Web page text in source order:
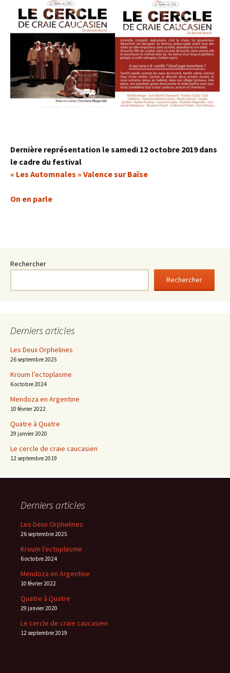
Dernière représentation le samedi 12 octobre 2019 dans
le cadre du festival
« Les Automnales » Valence sur Baïse
On en parle
Rechercher
Rechercher
Derniers articles
Les Deux Orphelines
26 septembre 2025
Kroum l’ectoplasme
6 octobre 2024
Mendoza en Argentine
10 février 2022
Quatre à Quatre
29 janvier 2020
Le cercle de craie caucasien
12 septembre 2019
Derniers articles
Les Deux Orphelines
26 septembre 2025
Kroum l’ectoplasme
6 octobre 2024
Mendoza en Argentine
10 février 2022
Quatre à Quatre
29 janvier 2020
Le cercle de craie caucasien
12 septembre 2019